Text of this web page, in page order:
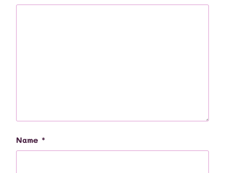
Name *